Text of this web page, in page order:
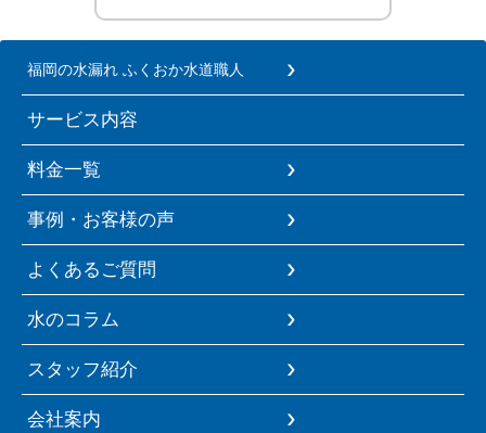
福岡の水漏れ ふくおか水道職人
サービス内容
料金一覧
事例・お客様の声
よくあるご質問
水のコラム
スタッフ紹介
会社案内